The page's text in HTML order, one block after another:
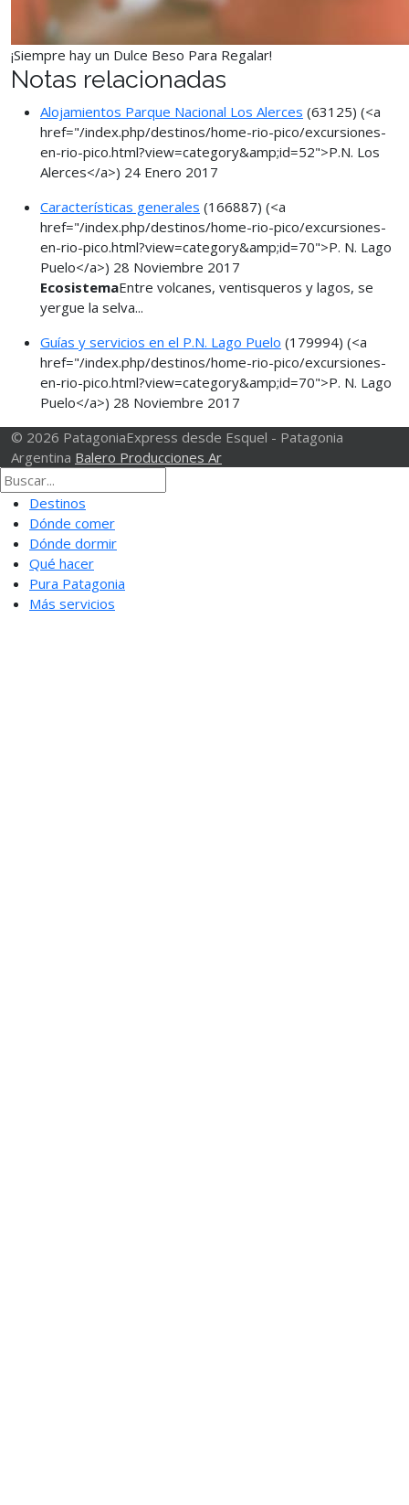
¡Siempre hay un Dulce Beso Para Regalar!
Notas relacionadas
Alojamientos Parque Nacional Los Alerces (63125) (<a
href="/index.php/destinos/home-rio-pico/excursiones-
en-rio-pico.html?view=category&amp;id=52">P.N. Los
Alerces</a>) 24 Enero 2017
Características generales (166887) (<a
href="/index.php/destinos/home-rio-pico/excursiones-
en-rio-pico.html?view=category&amp;id=70">P. N. Lago
Puelo</a>) 28 Noviembre 2017
EcosistemaEntre volcanes, ventisqueros y lagos, se
yergue la selva...
Guías y servicios en el P.N. Lago Puelo (179994) (<a
href="/index.php/destinos/home-rio-pico/excursiones-
en-rio-pico.html?view=category&amp;id=70">P. N. Lago
Puelo</a>) 28 Noviembre 2017
© 2026 PatagoniaExpress desde Esquel - Patagonia
Argentina Balero Producciones Ar
Destinos
Dónde comer
Dónde dormir
Qué hacer
Pura Patagonia
Más servicios